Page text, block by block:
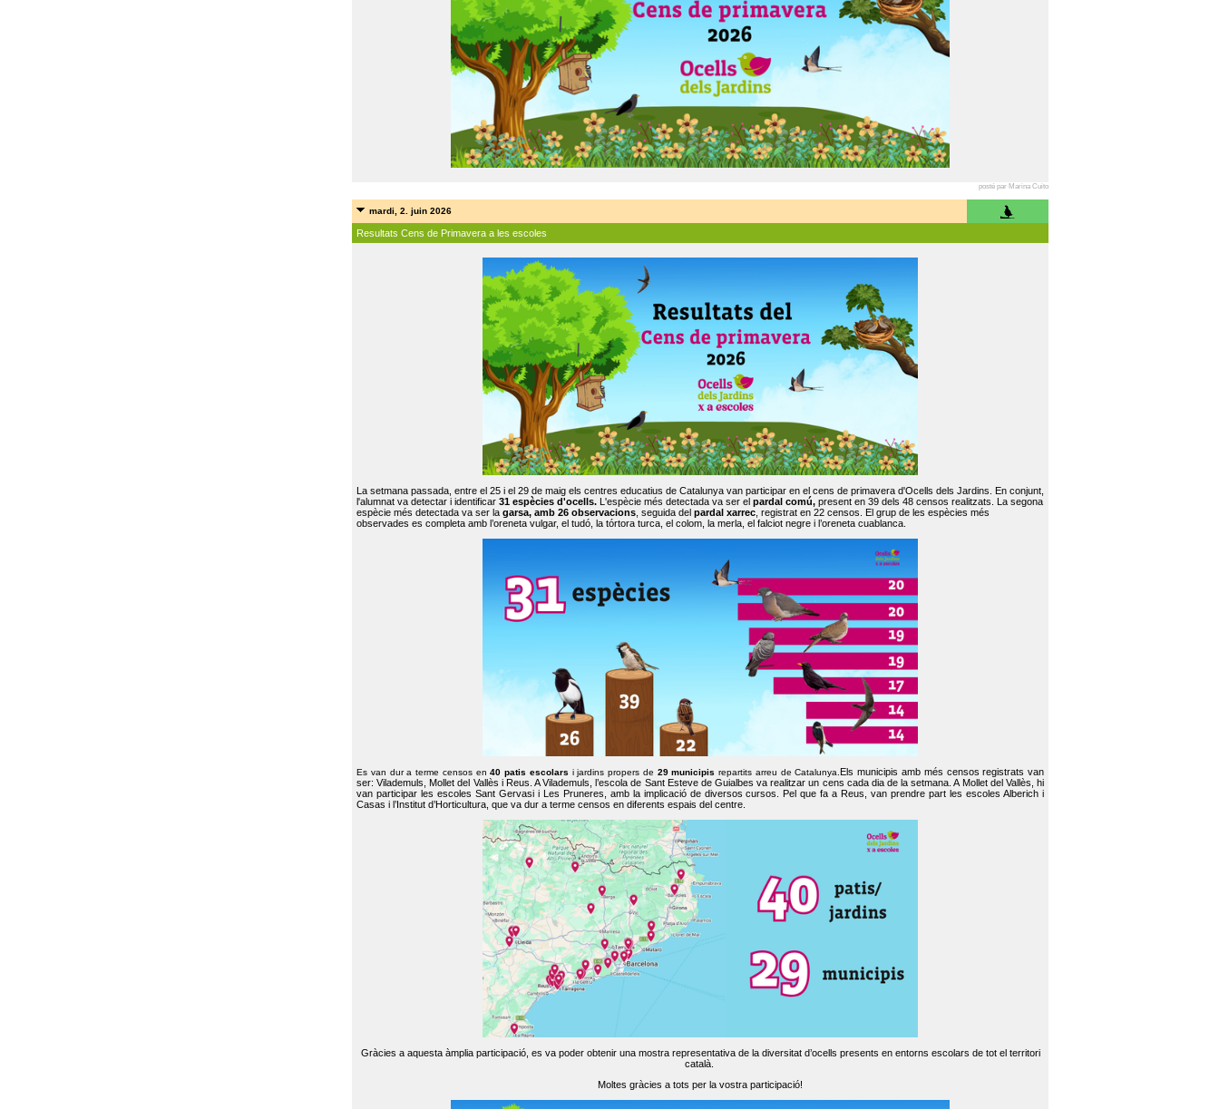
posté par Marina Cuito
mardi, 2. juin 2026
Resultats Cens de Primavera a les escoles
La setmana passada, entre el 25 i el 29 de maig els centres educatius de Catalunya van participar en el cens de primavera d'Ocells dels Jardins. En conjunt,
l'alumnat va detectar i identificar 31 espècies d'ocells. L'espècie més detectada va ser el pardal comú, present en 39 dels 48 censos realitzats. La segona
espècie més detectada va ser la garsa, amb 26 observacions , seguida del pardal xarrec , registrat en 22 censos. El grup de les espècies més
observades es completa amb l’oreneta vulgar, el tudó, la tórtora turca, el colom, la merla, el falciot negre i l’oreneta cuablanca.
Es van dur a terme censos en40 patis escolars i jardins propers de 29 municipis repartits arreu de Catalunya. Els municipis amb més censos registrats van
ser: Vilademuls, Mollet del Vallès i Reus. A Vilademuls, l’escola de Sant Esteve de Guialbes va realitzar un cens cada dia de la setmana. A Mollet del Vallès, hi
van participar les escoles Sant Gervasi i Les Pruneres, amb la implicació de diversos cursos. Pel que fa a Reus, van prendre part les escoles Alberich i
Casas i l’Institut d’Horticultura, que va dur a terme censos en diferents espais del centre.
Gràcies a aquesta àmplia participació, es va poder obtenir una mostra representativa de la diversitat d’ocells presents en entorns escolars de tot el territori
català.
Moltes gràcies a tots per la vostra participació!